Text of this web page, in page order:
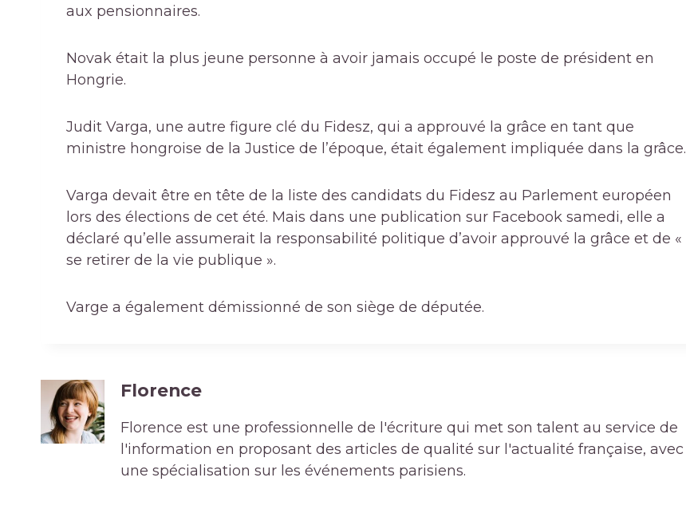
aux pensionnaires.
Novak était la plus jeune personne à avoir jamais occupé le poste de président en
Hongrie.
Judit Varga, une autre figure clé du Fidesz, qui a approuvé la grâce en tant que
ministre hongroise de la Justice de l’époque, était également impliquée dans la grâce.
Varga devait être en tête de la liste des candidats du Fidesz au Parlement européen
lors des élections de cet été. Mais dans une publication sur Facebook samedi, elle a
déclaré qu’elle assumerait la responsabilité politique d’avoir approuvé la grâce et de «
se retirer de la vie publique ».
Varge a également démissionné de son siège de députée.
Florence
Florence est une professionnelle de l'écriture qui met son talent au service de
l'information en proposant des articles de qualité sur l'actualité française, avec
une spécialisation sur les événements parisiens.